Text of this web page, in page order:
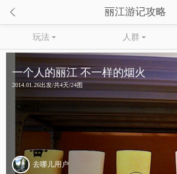
 丽江游记攻略
玩法 人群 
一个人的丽江 不一样的烟火
2014.01.26出发/共4天/24图
去哪儿用户